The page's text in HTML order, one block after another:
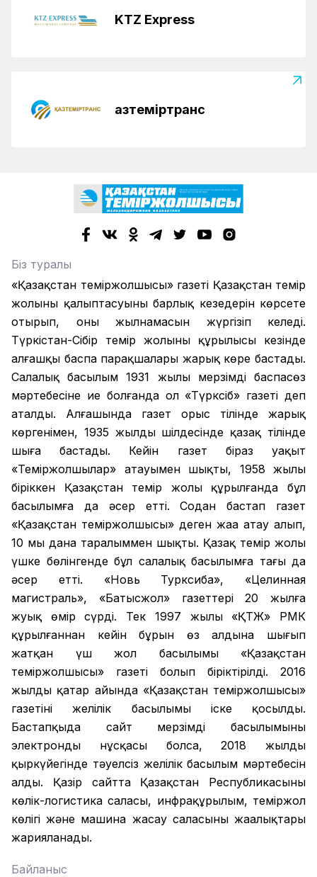
KTZ Express
Қазтеміртранс
Біз туралы
«Қазақстан теміржолшысы» газеті Қазақстан темір
жолының қалыптасуының барлық кезеңдерін көрсете
отырып, оның жылнамасын жүргізіп келеді.
Түркістан-Сібір темір жолының құрылысы кезінде
алғашқы баспа парақшалары жарық көре бастады.
Салалық басылым 1931 жылы мерзімді баспасөз
мәртебесіне ие болғанда ол «Түрксіб» газеті деп
аталды. Алғашында газет орыс тілінде жарық
көргенімен, 1935 жылдың шілдесінде қазақ тілінде
шыға бастады. Кейін газет біраз уақыт
«Теміржолшылар» атауымен шықты, 1958 жылы
біріккен Қазақстан темір жолы құрылғанда бұл
басылымға да әсер етті. Содан бастап газет
«Қазақстан теміржолшысы» деген жаңа атау алып,
10 мың дана таралыммен шықты. Қазақ темір жолы
үшке бөлінгенде бұл салалық басылымға тағы да
әсер етті. «Новь Турксиба», «Целинная
магистраль», «Батысжол» газеттері 20 жылға
жуық өмір сүрді. Тек 1997 жылы «ҚТЖ» РМК
құрылғаннан кейін бұрын өз алдына шығып
жатқан үш жол басылымы «Қазақстан
теміржолшысы» газеті болып біріктірілді. 2016
жылдың қаңтар айында «Қазақстан теміржолшысы»
газетінің желілік басылымы іске қосылды.
Бастапқыда сайт мерзімді басылымының
электронды нұсқасы болса, 2018 жылдың
қыркүйегінде тәуелсіз желілік басылым мәртебесін
алды. Қазір сайтта Қазақстан Республикасының
көлік-логистика саласы, инфрақұрылым, теміржол
көлігі және машина жасау саласының жаңалықтары
жарияланады.
Байланыс